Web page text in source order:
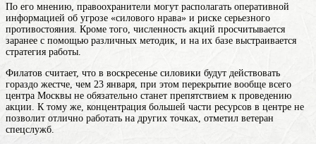
По его мнению, правоохранители могут располагать оперативной
информацией об угрозе «силового нрава» и риске серьезного
противостояния. Кроме того, численность акций просчитывается
заранее с помощью различных методик, и на их базе выстраивается
стратегия работы.
Филатов считает, что в воскресенье силовики будут действовать
гораздо жестче, чем 23 января, при этом перекрытие вообще всего
центра Москвы не обязательно станет препятствием к проведению
акции. К тому же, концентрация большей части ресурсов в центре не
позволит отлично работать на других точках, отметил ветеран
спецслужб.